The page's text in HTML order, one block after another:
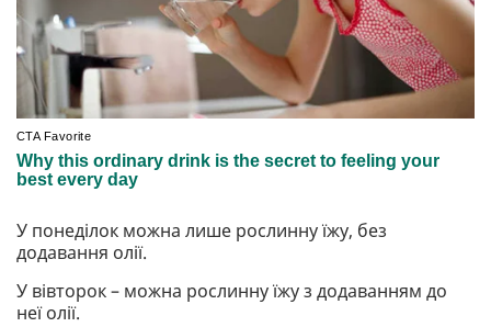
У понеділок можна лише рослинну їжу, без
додавання олії.
У вівторок – можна рослинну їжу з додаванням до
неї олії.